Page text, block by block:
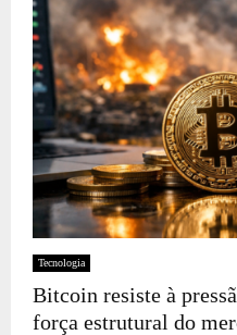
Tecnologia
Bitcoin resiste à
força estrutural do